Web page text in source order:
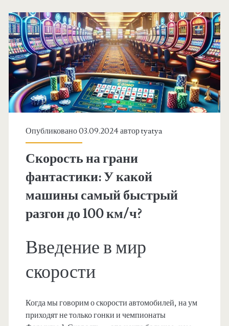
Опубликовано 03.09.2024 авторtyatya
Скорость на грани
фантастики: У какой
машины самый быстрый
разгон до 100 км/ч?
Введение в мир
скорости
Когда мы говорим о скорости автомобилей, на ум
приходят не только гонки и чемпионаты